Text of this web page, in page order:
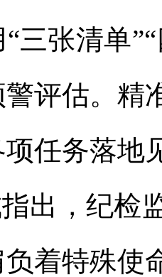
三张清单
评估。精
项任务落地
出，纪检
着特殊使